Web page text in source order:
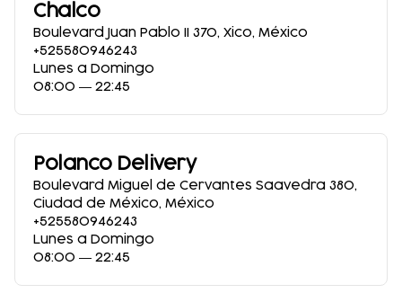
Chalco
Boulevard Juan Pablo II 370, Xico, México
+525580946243
Lunes a Domingo
08:00 ― 22:45
Polanco Delivery
Boulevard Miguel de Cervantes Saavedra 380,
Ciudad de México, México
+525580946243
Lunes a Domingo
08:00 ― 22:45